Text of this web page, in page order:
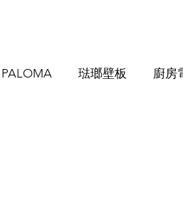
PALOMA 琺瑯壁板 廚房